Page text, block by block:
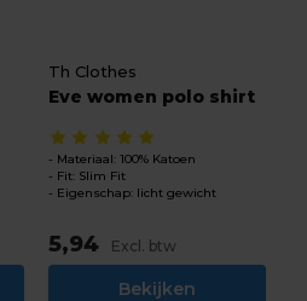
Th Clothes
Eve women polo shirt
Materiaal: 100% Katoen
Fit: Slim Fit
Eigenschap: licht gewicht
5,94 Excl. btw
Bekijken